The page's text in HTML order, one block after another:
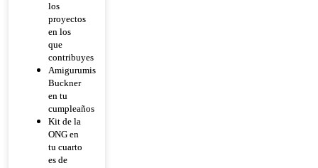
los
proyectos
en los
que
contribuyes
Amigurumis
Buckner
en tu
cumpleaños
Kit de la
ONG en
tu cuarto
es de